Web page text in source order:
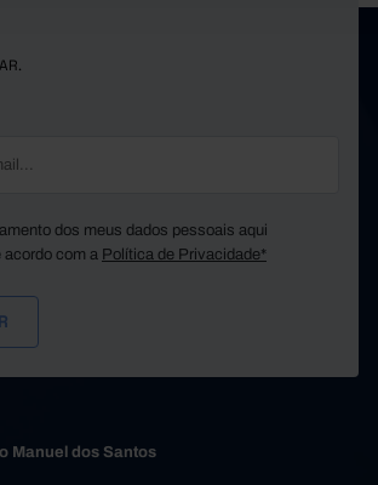
dos meus dados pessoais aqui
com a Política de Privacidade*
Manuel dos Santos